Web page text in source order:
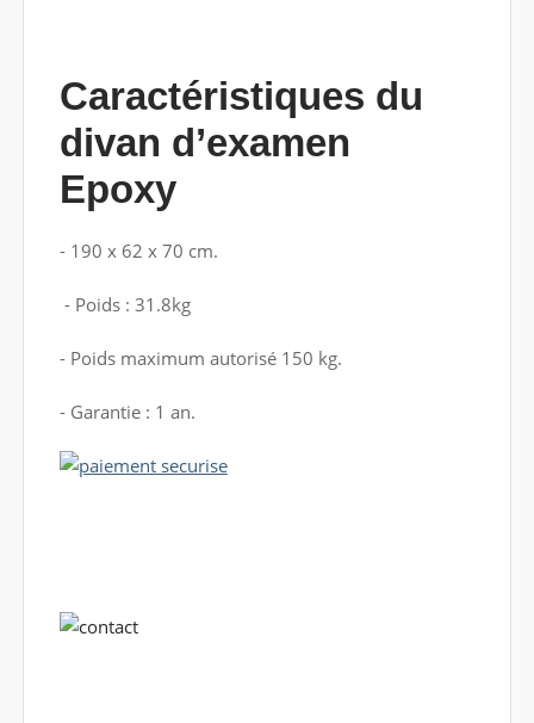
Caractéristiques du
divan d’examen
Epoxy
- 190 x 62 x 70 cm.
- Poids : 31.8kg
- Poids maximum autorisé 150 kg.
- Garantie : 1 an.